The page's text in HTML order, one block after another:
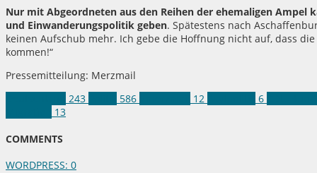
Nur mit Abgeordneten aus den Reihen der ehemaligen Ampel
und Einwanderungspolitik geben. Spätestens nach
keinen Aufschub mehr. Ich gebe die Hoffnung nicht auf, dass
kommen!“
Pressemitteilung: Merzmail
243 586 12 6
13
COMMENTS
WORDPRESS: 0